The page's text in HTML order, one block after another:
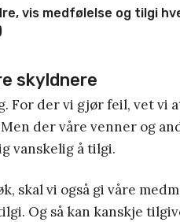
vis medfølelse og tilgi
skyldnere
For der vi gjør feil, vet vi
der våre venner og
vanskelig å tilgi.
skal vi også gi våre
Og så kan kanskje